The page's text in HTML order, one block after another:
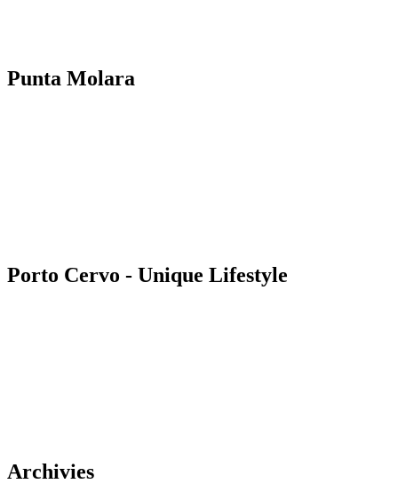
Punta Molara
Porto Cervo - Unique Lifestyle
Archivies